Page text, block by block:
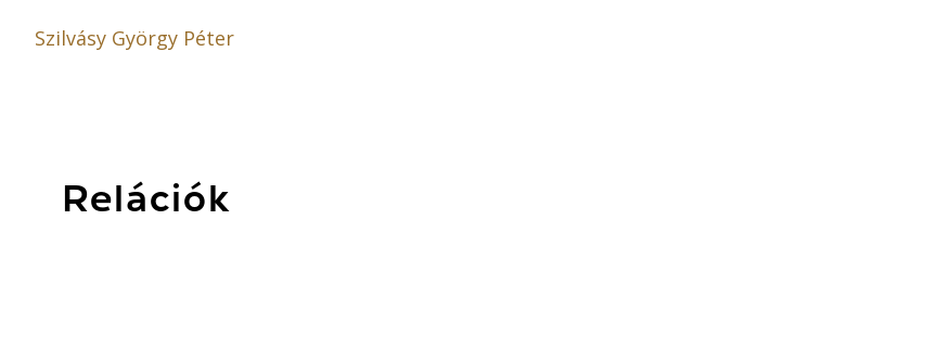
Szilvásy György Péter
Relációk